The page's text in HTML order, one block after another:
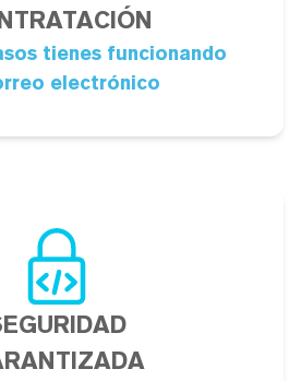
tienes funcionando
electrónico